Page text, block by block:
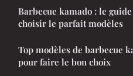
Barbecue kamado : le
choisir le parfait modèles
Top modèles de barbecue
pour faire le bon choix